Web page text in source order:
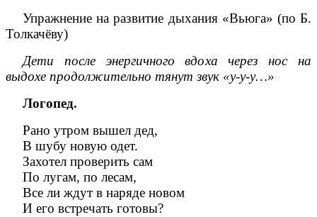
Упражнение на развитие дыхания «Вьюга» (по Б.
Толкачёву)
Дети после энергичного вдоха через нос на
выдохе продолжительно тянут звук «у-у-у…»
Логопед.
Рано утром вышел дед,
В шубу новую одет.
Захотел проверить сам
По лугам, по лесам,
Все ли ждут в наряде новом
И его встречать готовы?